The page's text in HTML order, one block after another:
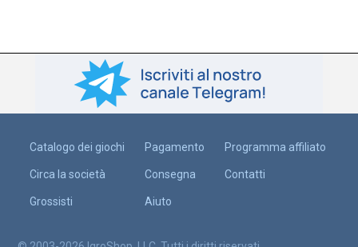
Catalogo dei giochi
Circa la società
Grossisti
Pagamento
Consegna
Aiuto
Programma affiliato
Contatti